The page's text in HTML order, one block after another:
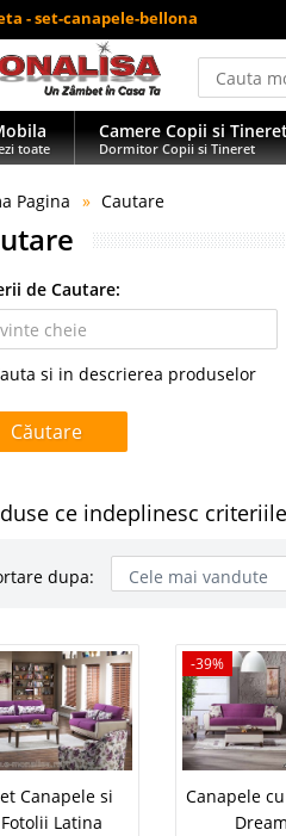
- set-canapele-bellona
toate
Camere Copii si
Dormitor Copii si Tineret
Pagina Cautare
de Cautare:
si in descrierea produselor
ce indeplinesc
dupa:
Set
Set de
Latina
multiple
Canapele si
Fotolii Latina
-39%
Canapele
Dream